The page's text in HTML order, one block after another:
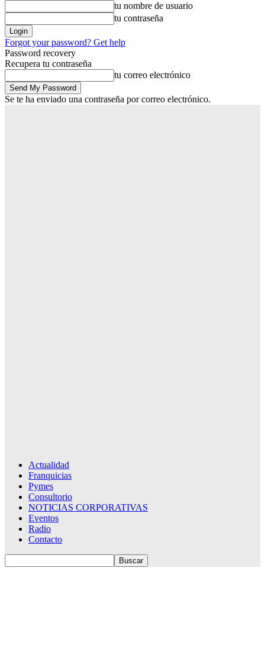
tu nombre de usuario
tu contraseña
Forgot your password? Get help
Password recovery
Recupera tu contraseña
tu correo electrónico
Se te ha enviado una contraseña por correo electrónico.
Actualidad
Franquicias
Pymes
Consultorio
NOTICIAS CORPORATIVAS
Eventos
Radio
Contacto